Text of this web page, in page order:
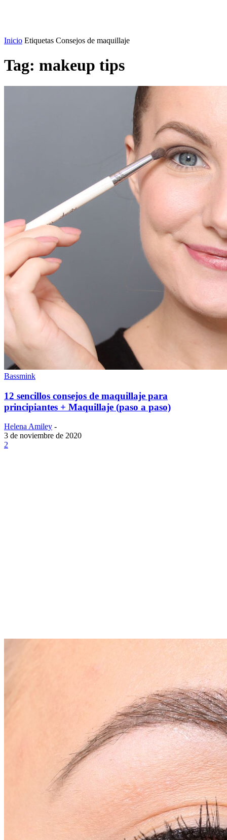
Inicio Etiquetas Consejos de maquillaje
Tag: makeup tips
Bassmink
12 sencillos consejos de maquillaje para
principiantes + Maquillaje (paso a paso)
Helena Amiley -
3 de noviembre de 2020
2